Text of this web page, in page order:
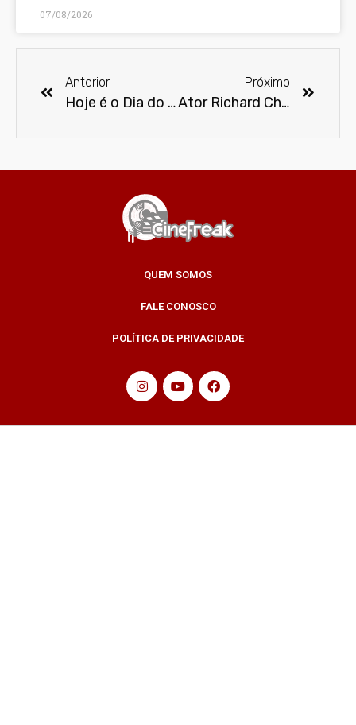
07/08/2026
Anterior
Hoje é o Dia do Circo
Próximo
Ator Richard Chamberlain morre aos 90 anos
QUEM SOMOS
FALE CONOSCO
POLÍTICA DE PRIVACIDADE